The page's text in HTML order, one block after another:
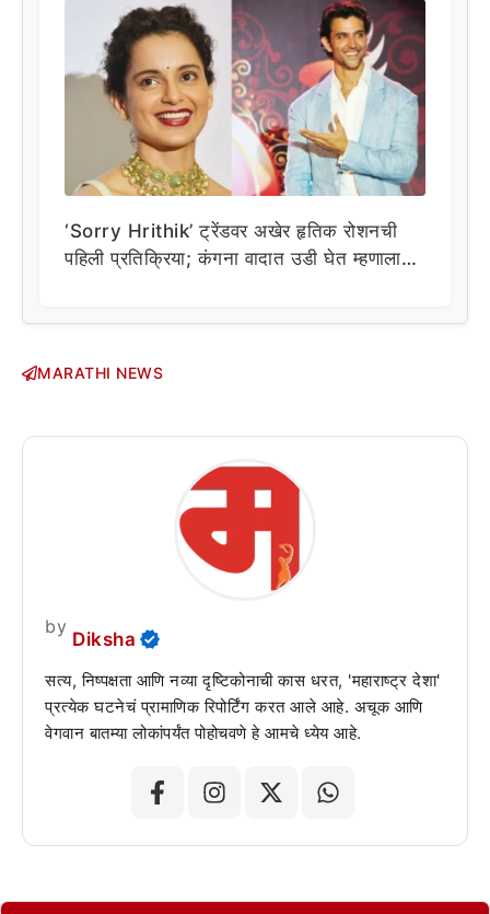
‘Sorry Hrithik’ ट्रेंडवर अखेर हृतिक रोशनची
पहिली प्रतिक्रिया; कंगना वादात उडी घेत म्हणाला…
MARATHI NEWS
by
Diksha
सत्य, निष्पक्षता आणि नव्या दृष्टिकोनाची कास धरत, 'महाराष्ट्र देशा'
प्रत्येक घटनेचं प्रामाणिक रिपोर्टिंग करत आले आहे. अचूक आणि
वेगवान बातम्या लोकांपर्यंत पोहोचवणे हे आमचे ध्येय आहे.